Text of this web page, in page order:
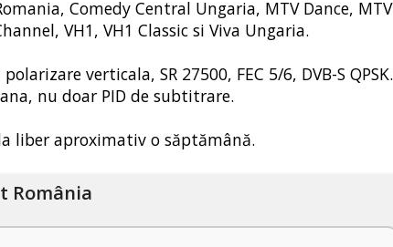
Comedy Central Ungaria, MTV Dance, MTV
VH1, VH1 Classic si Viva Ungaria.
verticala, SR 27500, FEC 5/6, DVB-S QPSK.
nu doar PID de subtitrare.
liber aproximativ o săptămână.
România